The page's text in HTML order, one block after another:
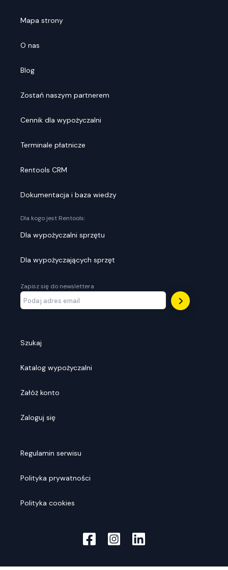
Mapa strony
O nas
Blog
Zostań naszym partnerem
Cennik dla wypożyczalni
Terminale płatnicze
Rentools CRM
Dokumentacja i baza wiedzy
Dla kogo jest Rentools:
Dla wypożyczalni sprzętu
Dla wypożyczających sprzęt
Zapisz się do newslettera
Szukaj
Katalog wypożyczalni
Załóż konto
Zaloguj się
Regulamin serwisu
Polityka prywatności
Polityka cookies